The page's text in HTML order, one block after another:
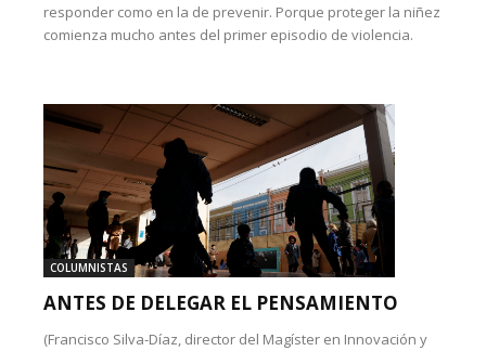
responder como en la de prevenir. Porque proteger la niñez
comienza mucho antes del primer episodio de violencia.
COLUMNISTAS
ANTES DE DELEGAR EL PENSAMIENTO
(Francisco Silva-Díaz, director del Magíster en Innovación y